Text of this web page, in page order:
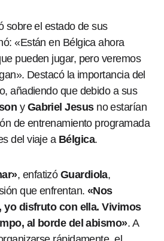
sobre el estado de sus
«Están en Bélgica ahora
pueden jugar, pero veremos
Destacó la importancia del
añadiendo que debido a sus
y Gabriel Jesusno estarían
de entrenamiento programada
del viaje a Bélgica.
, enfatizó Guardiola,
que enfrentan. «Nos
yo disfruto con ella. Vivimos
al borde del abismo». A